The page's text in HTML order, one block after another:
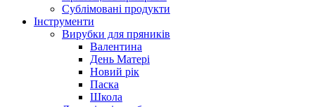
Сублімовані продукти
Інструменти
Вирубки для пряників
Валентина
День Матері
Новий рік
Паска
Школа